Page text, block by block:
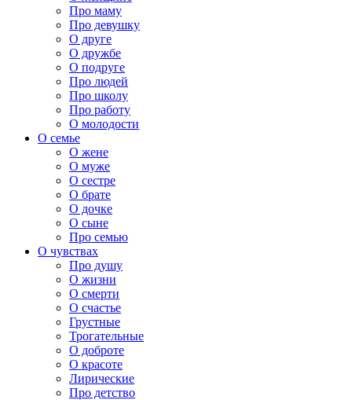
Про маму
Про девушку
О друге
О дружбе
О подруге
Про людей
Про школу
Про работу
О молодости
О семье
О жене
О муже
О сестре
О брате
О дочке
О сыне
Про семью
О чувствах
Про душу
О жизни
О смерти
О счастье
Грустные
Трогательные
О доброте
О красоте
Лирические
Про детство